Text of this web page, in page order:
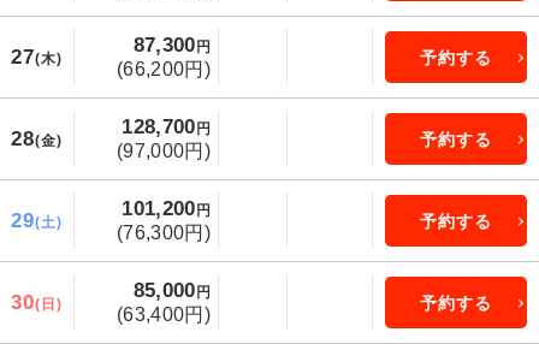
27(木)
87,300 円
(66,200円)
予約する
28(金)
128,700 円
(97,000円)
予約する
29(土)
101,200 円
(76,300円)
予約する
30(日)
85,000 円
(63,400円)
予約する